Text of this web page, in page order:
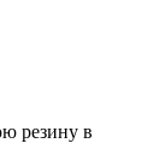
резину в